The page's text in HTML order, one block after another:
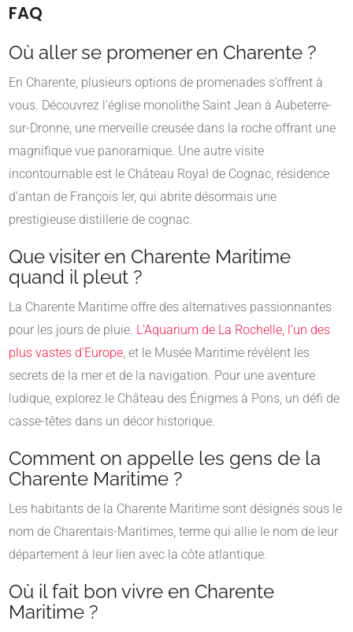
FAQ
Où aller se promener en Charente ?
En Charente, plusieurs options de promenades s’offrent à
vous. Découvrez l’église monolithe Saint Jean à Aubeterre-
sur-Dronne, une merveille creusée dans la roche offrant une
magnifique vue panoramique. Une autre visite
incontournable est le Château Royal de Cognac, résidence
d’antan de François Ier, qui abrite désormais une
prestigieuse distillerie de cognac.
Que visiter en Charente Maritime
quand il pleut ?
La Charente Maritime offre des alternatives passionnantes
pour les jours de pluie. L’Aquarium de La Rochelle, l’un des
plus vastes d’Europe, et le Musée Maritime révèlent les
secrets de la mer et de la navigation. Pour une aventure
ludique, explorez le Château des Énigmes à Pons, un défi de
casse-têtes dans un décor historique.
Comment on appelle les gens de la
Charente Maritime ?
Les habitants de la Charente Maritime sont désignés sous le
nom de Charentais-Maritimes, terme qui allie le nom de leur
département à leur lien avec la côte atlantique.
Où il fait bon vivre en Charente
Maritime ?